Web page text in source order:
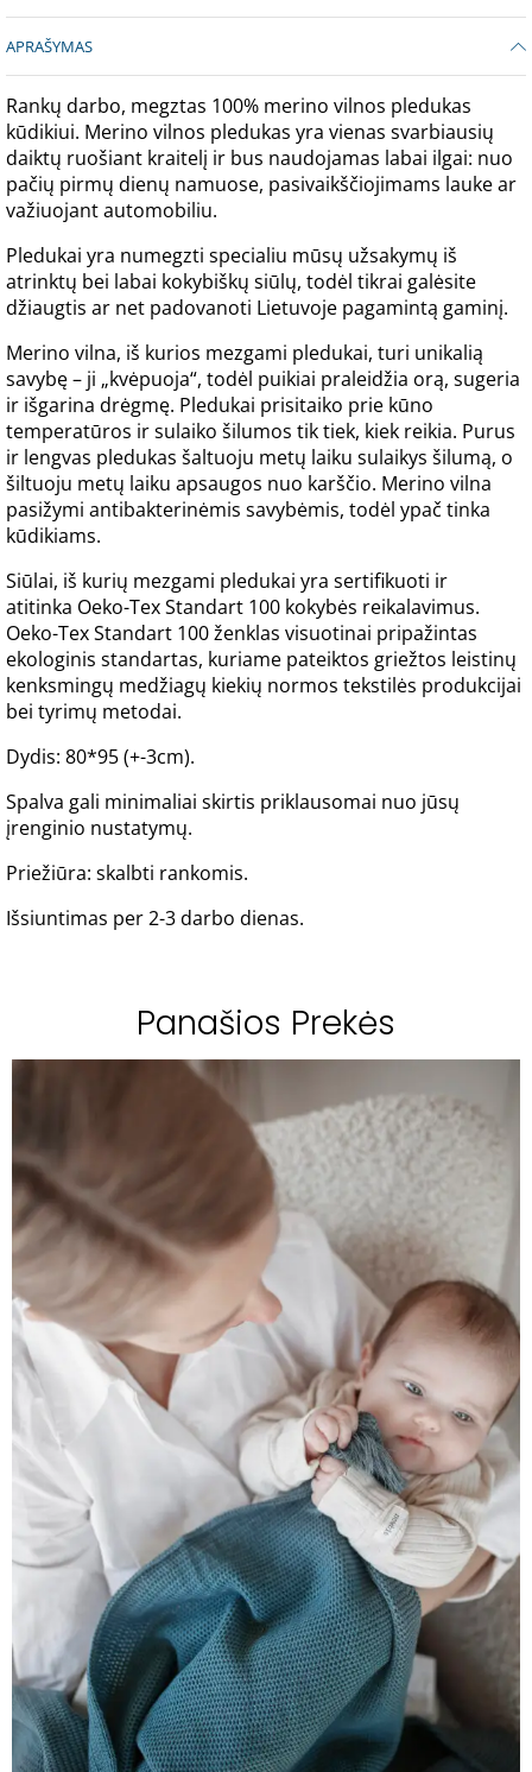
APRAŠYMAS
Rankų darbo, megztas 100% merino vilnos pledukas
kūdikiui. Merino vilnos pledukas yra vienas svarbiausių
daiktų ruošiant kraitelį ir bus naudojamas labai ilgai: nuo
pačių pirmų dienų namuose, pasivaikščiojimams lauke ar
važiuojant automobiliu.
Pledukai yra numegzti specialiu mūsų užsakymų iš
atrinktų bei labai kokybiškų siūlų, todėl tikrai galėsite
džiaugtis ar net padovanoti Lietuvoje pagamintą gaminį.
Merino vilna, iš kurios mezgami pledukai, turi unikalią
savybę – ji „kvėpuoja“, todėl puikiai praleidžia orą, sugeria
ir išgarina drėgmę. Pledukai prisitaiko prie kūno
temperatūros ir sulaiko šilumos tik tiek, kiek reikia. Purus
ir lengvas pledukas šaltuoju metų laiku sulaikys šilumą, o
šiltuoju metų laiku apsaugos nuo karščio. Merino vilna
pasižymi antibakterinėmis savybėmis, todėl ypač tinka
kūdikiams.
Siūlai, iš kurių mezgami pledukai yra sertifikuoti ir
atitinka Oeko-Tex Standart 100 kokybės reikalavimus.
Oeko-Tex Standart 100 ženklas visuotinai pripažintas
ekologinis standartas, kuriame pateiktos griežtos leistinų
kenksmingų medžiagų kiekių normos tekstilės produkcijai
bei tyrimų metodai.
Dydis: 80*95 (+-3cm).
Spalva gali minimaliai skirtis priklausomai nuo jūsų
įrenginio nustatymų.
Priežiūra: skalbti rankomis.
Išsiuntimas per 2-3 darbo dienas.
Panašios Prekės